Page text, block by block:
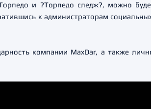
и ?Торпедо следж?, можно
к администраторам
компании MaxDar, а также